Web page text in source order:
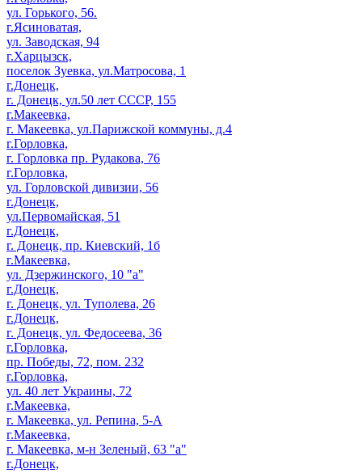
ул. Горького, 56.
г.Ясиноватая,
ул. Заводская, 94
г.Харцызск,
поселок Зуевка, ул.Матросова, 1
г.Донецк,
г. Донецк, ул.50 лет СССР, 155
г.Макеевка,
г. Макеевка, ул.Парижской коммуны, д.4
г.Горловка,
г. Горловка пр. Рудакова, 76
г.Горловка,
ул. Горловской дивизии, 56
г.Донецк,
ул.Первомайская, 51
г.Донецк,
г. Донецк, пр. Киевский, 1б
г.Макеевка,
ул. Дзержинского, 10 "а"
г.Донецк,
г. Донецк, ул. Туполева, 26
г.Донецк,
г. Донецк, ул. Федосеева, 36
г.Горловка,
пр. Победы, 72, пом. 232
г.Горловка,
ул. 40 лет Украины, 72
г.Макеевка,
г. Макеевка, ул. Репина, 5-А
г.Макеевка,
г. Макеевка, м-н Зеленый, 63 "а"
г.Донецк,